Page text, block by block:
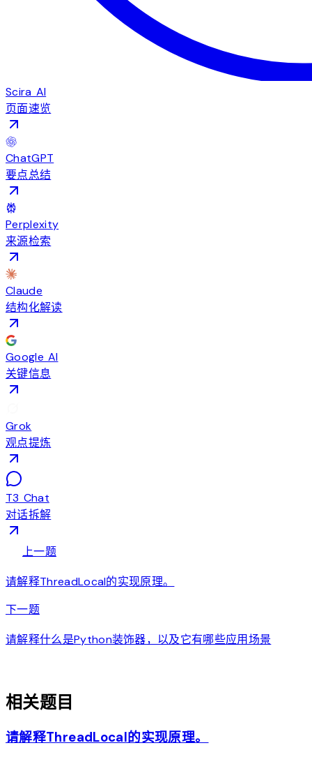
Scira AI
页面速览
ChatGPT
要点总结
Perplexity
来源检索
Claude
结构化解读
Google AI
关键信息
Grok
观点提炼
T3 Chat
对话拆解
上一题
请解释ThreadLocal的实现原理。
下一题arrow_forward
请解释什么是Python装饰器，以及它有哪些应用场景
相关题目
请解释ThreadLocal的实现原理。